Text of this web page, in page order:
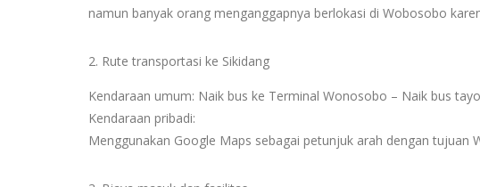
namun banyak orang menganggapnya berlokasi di Wobosobo
2. Rute transportasi ke Sikidang
Kendaraan umum: Naik bus ke Terminal Wonosobo – Naik bus
Kendaraan pribadi:
Menggunakan Google Maps sebagai petunjuk arah dengan tujuan